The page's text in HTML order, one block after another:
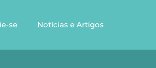
se Notícias e Artigos